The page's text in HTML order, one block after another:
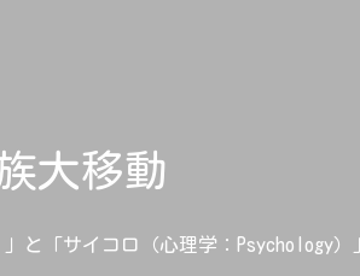
大移動
と「サイコロ（心理学：Psychology）